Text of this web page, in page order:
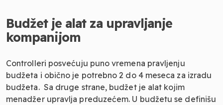
Budžet je alat za upravljanje
kompanijom
Controlleri posvećuju puno vremena pravljenju
budžeta i obično je potrebno 2 do 4 meseca za izradu
budžeta. Sa druge strane, budžet je alat kojim
menadžer upravlja preduzećem. U budžetu se definišu